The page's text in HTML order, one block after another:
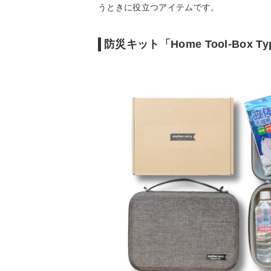
うときに役立つアイテムです。
防災キット「Home Tool-Box